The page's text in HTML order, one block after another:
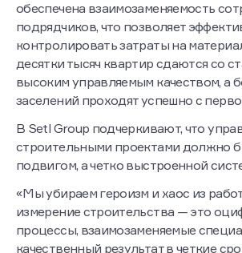
обеспечена взаимозаменяемость
подрядчиков, что позволяет
контролировать затраты на
десятки тысяч квартир сдаются со
высоким управляемым качеством, а
заселений проходят успешно с
В Setl Group подчеркивают, что
строительными проектами должно
подвигом, а четко выстроенной
«Мы убираем героизм и хаос из
измерение строительства — это
процессы, взаимозаменяемые
качественный результат в четкие